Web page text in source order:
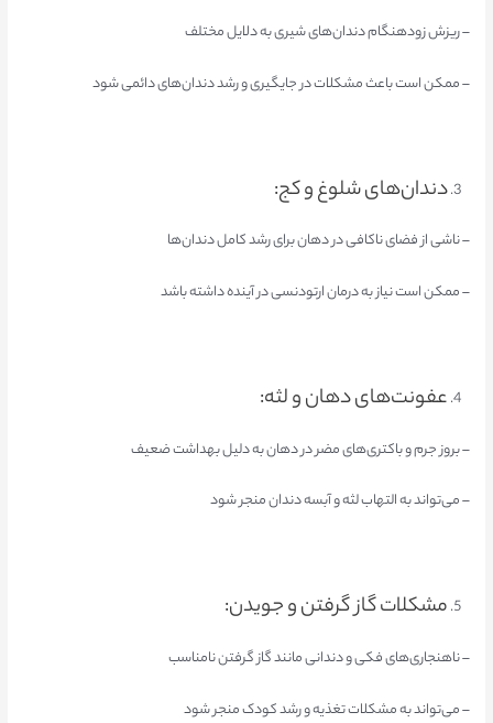
– ریزش زودهنگام دندان‌های شیری به دلایل مختلف
– ممکن است باعث مشکلات در جایگیری و رشد دندان‌های دائمی شود
دندان‌های شلوغ و کج:
– ناشی از فضای ناکافی در دهان برای رشد کامل دندان‌ها
– ممکن است نیاز به درمان ارتودنسی در آینده داشته باشد
عفونت‌های دهان و لثه:
– بروز جرم و باکتری‌های مضر در دهان به دلیل بهداشت ضعیف
– می‌تواند به التهاب لثه و آبسه دندان منجر شود
مشکلات گاز گرفتن و جویدن:
– ناهنجاری‌های فکی و دندانی مانند گاز گرفتن نامناسب
– می‌تواند به مشکلات تغذیه و رشد کودک منجر شود